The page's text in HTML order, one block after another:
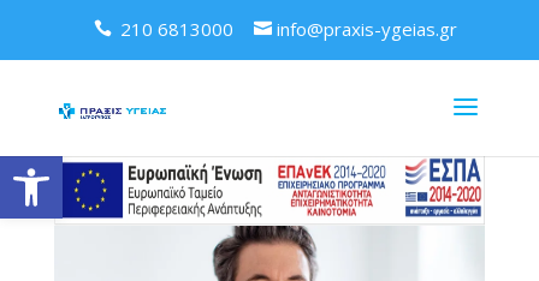
Ανοίξτε τη γραμμή εργαλείων
210 6813000 info@praxis-ygeias.gr